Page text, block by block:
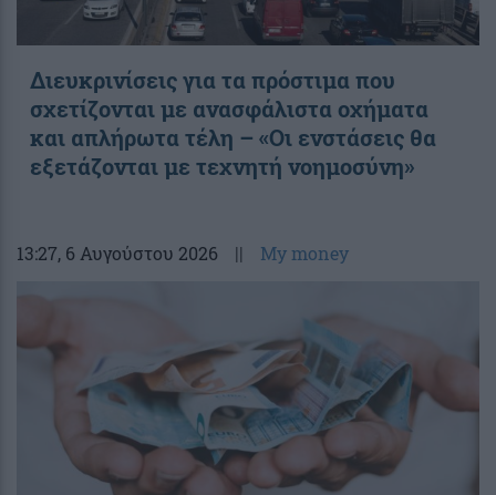
Διευκρινίσεις για τα πρόστιμα που
σχετίζονται με ανασφάλιστα οχήματα
και απλήρωτα τέλη – «Οι ενστάσεις θα
εξετάζονται με τεχνητή νοημοσύνη»
13:27, 6 Αυγούστου 2026 || My money